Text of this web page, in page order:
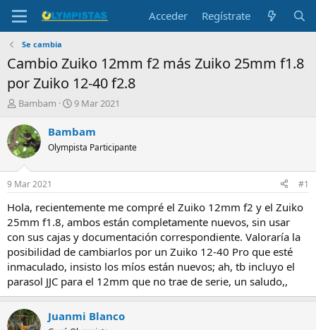
Acceder Regístrate
Se cambia
Cambio Zuiko 12mm f2 más Zuiko 25mm f1.8
por Zuiko 12-40 f2.8
I
i
c
i
a
d
o
r
d
e
l
t
e
m
a
Bambam
F
c
h
a
i
n
c
i
o
9 Mar 2021
Bambam
Olympista Participante
9 Mar 2021 #1
Hola, recientemente me compré el Zuiko 12mm f2 y el Zuiko
25mm f1.8, ambos están completamente nuevos, sin usar
con sus cajas y documentación correspondiente. Valoraría la
posibilidad de cambiarlos por un Zuiko 12-40 Pro que esté
inmaculado, insisto los míos están nuevos; ah, tb incluyo el
parasol JJC para el 12mm que no trae de serie, un saludo,,
Juanmi Blanco